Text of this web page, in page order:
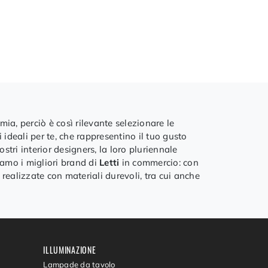
perciò è così rilevante selezionare le
per te, che rappresentino il tuo gusto
interior designers, la loro pluriennale
i migliori brand di Letti in commercio: con
con materiali durevoli, tra cui anche
ILLUMINAZIONE
Lampade da tavolo